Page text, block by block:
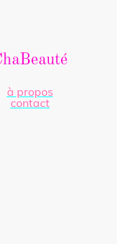
à propos
contact